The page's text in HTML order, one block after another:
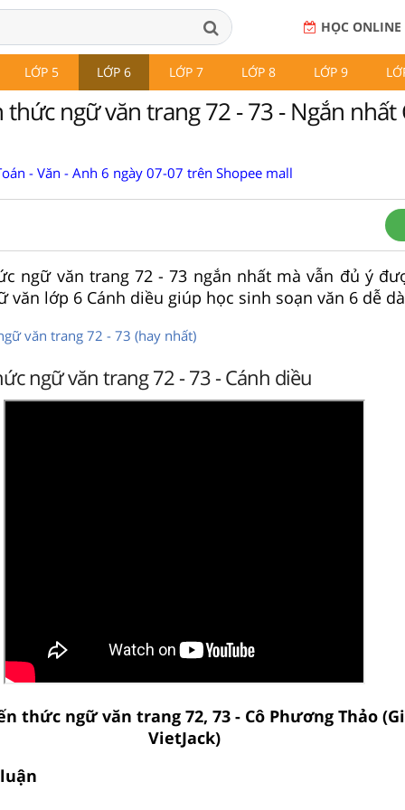
HỌC ONLINE
LỚP 5 LỚP 6 LỚP 7 LỚP 8 LỚP 9
thức ngữ văn trang 72 - 73 - Ngắn nhất
- Văn - Anh 6 ngày 07-07 trên Shopee mall
ngữ văn trang 72 - 73 ngắn nhất mà vẫn đủ ý
văn lớp 6 Cánh diều giúp học sinh soạn văn 6 dễ
văn trang 72 - 73 (hay nhất)
ngữ văn trang 72 - 73 - Cánh diều
thức ngữ văn trang 72, 73 - Cô Phương Thảo
VietJack)